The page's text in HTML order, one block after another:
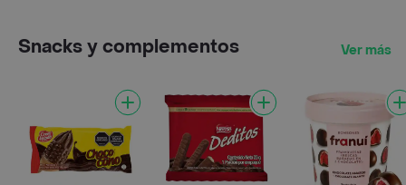
Snacks y complementos Ver más